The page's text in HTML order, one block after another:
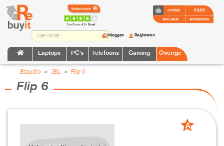
TrustScore:4.2 • Goed
Laptops PC's Telefoons Gaming Overige
Inloggen Registeren
0 ITEMS
BEKIJKEN
€ 0,00
AFREKENEN
Btaudio » JBL » Flip 6
Flip 6
A